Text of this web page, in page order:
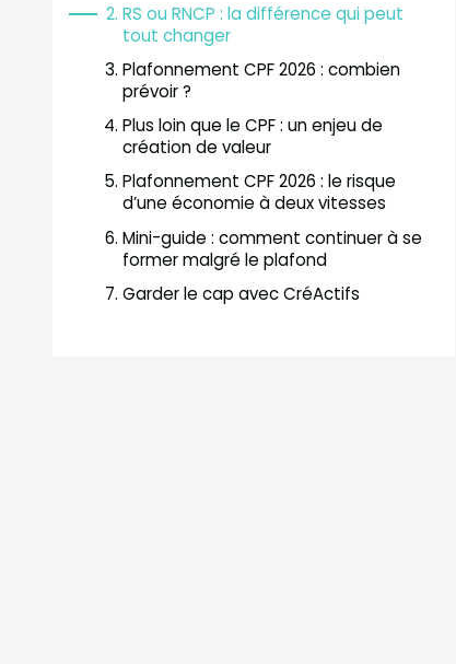
RS ou RNCP : la différence qui peut
tout changer
Plafonnement CPF 2026 : combien
prévoir ?
Plus loin que le CPF : un enjeu de
création de valeur
Plafonnement CPF 2026 : le risque
d’une économie à deux vitesses
Mini-guide : comment continuer à se
former malgré le plafond
Garder le cap avec CréActifs